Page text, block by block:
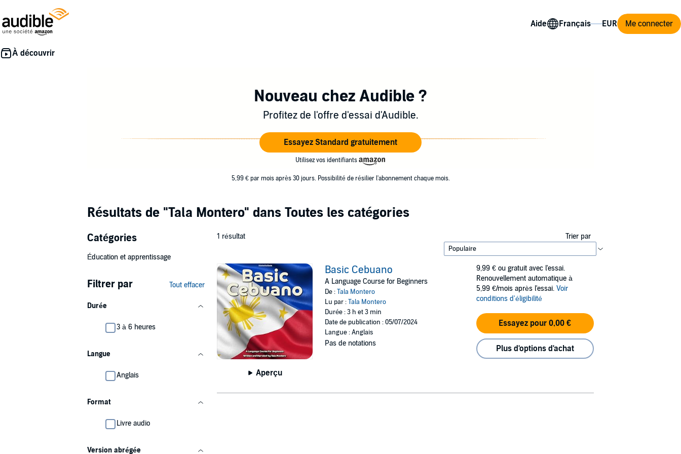
Aide Me connecter
Nouveau chez Audible ?
Profitez de l'offre d'essai d'Audible.
Essayez Standard gratuitement
Utilisez vos identifiants
5,99 € par mois après 30 jours. Possibilité de résilier l'abonnement chaque mois.
Résultats de "Tala Montero" dans Toutes les catégories
Catégories
Éducation et apprentissage
Filtrer par Tout effacer
Durée
3 à 6 heures
Langue
Anglais
Format
Livre audio
Version abrégée
1 résultat Trier par
Aperçu
Basic Cebuano
A Language Course for Beginners
De :Tala Montero
Lu par :Tala Montero
Durée : 3 h et 3 min
Date de publication : 05/07/2024
Langue : Anglais
Pas de notations
9,99 € ou gratuit avec l'essai.
Renouvellement automatique à
5,99 €/mois après l'essai. Voir
conditions d'éligibilité
Essayez pour 0,00 €
Plus d'options d'achat